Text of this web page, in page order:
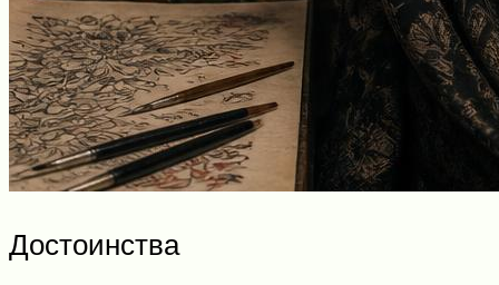
Достоинства